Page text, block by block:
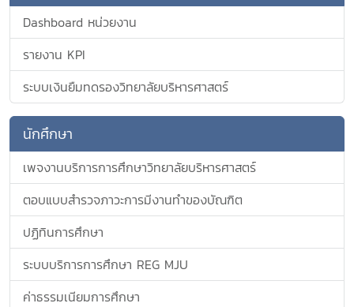
Dashboard หน่วยงาน
รายงาน KPI
ระบบเงินยืมทดรองวิทยาลัยบริหารศาสตร์
นักศึกษา
เพจงานบริการการศึกษาวิทยาลัยบริหารศาสตร์
ตอบแบบสำรวจภาวะการมีงานทำของบัณฑิต
ปฏิทินการศึกษา
ระบบบริการการศึกษา REG MJU
ค่าธรรมเนียมการศึกษา